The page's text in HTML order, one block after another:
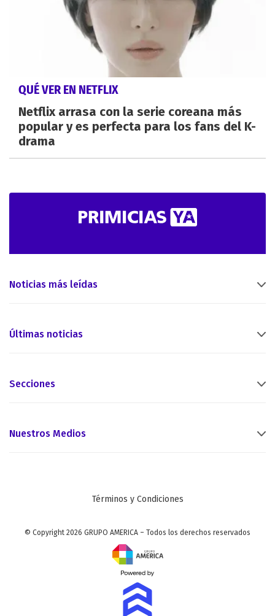
QUÉ VER EN NETFLIX
Netflix arrasa con la serie coreana más
popular y es perfecta para los fans del K-
drama
Noticias más leídas
Últimas noticias
Secciones
Nuestros Medios
Términos y Condiciones
© Copyright 2026 GRUPO AMERICA – Todos los derechos reservados